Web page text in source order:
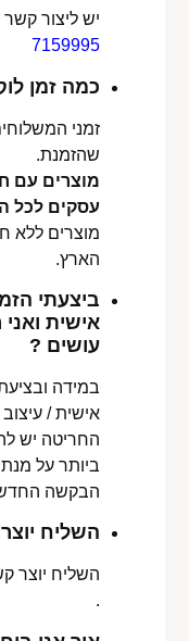
יש ליצור
7159995
כמה זמן
זמני
שהזמנת.
עסקים לכל
הארץ.
ביצעתי
אישית
עושים ?
במידה
אישית /
החריטה יש
ביותר על
הבקשה
השליח
השליח יוצר
.